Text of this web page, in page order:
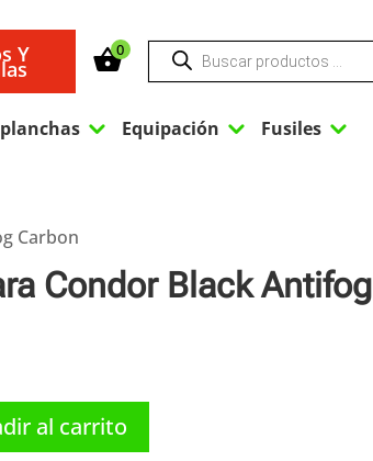
Y 0 Búsqueda
productos
3 Equipación 3 Fusiles 3
Carbon
Condor Black Antifog
al carrito